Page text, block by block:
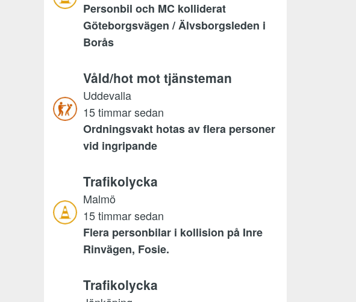
Personbil och MC kolliderat
Göteborgsvägen / Älvsborgsleden i
Borås
Våld/hot mot tjänsteman
Uddevalla
15 timmar sedan
Ordningsvakt hotas av flera personer
vid ingripande
Trafikolycka
Malmö
15 timmar sedan
Flera personbilar i kollision på Inre
Rinvägen, Fosie.
Trafikolycka